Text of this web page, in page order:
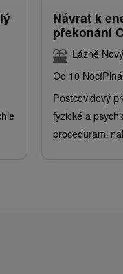
Návrat k
překonání
Lázně
Od 10 Nocí
Postcovidový
fyzické a
procedurami